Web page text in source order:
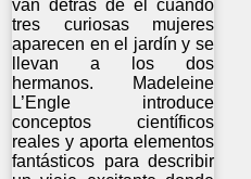
van detrás de él cuando
tres curiosas mujeres
aparecen en el jardín y se
llevan a los dos
hermanos. Madeleine
L’Engle introduce
conceptos científicos
reales y aporta elementos
fantásticos para describir